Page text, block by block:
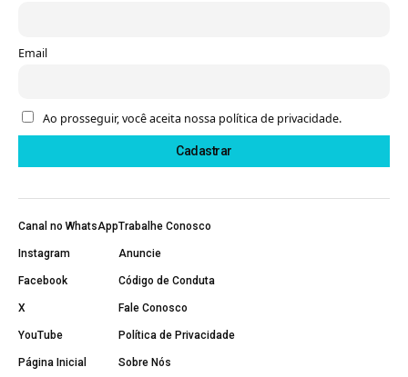
Email
Ao prosseguir, você aceita nossa política de privacidade.
Canal no WhatsApp
Instagram
Facebook
X
YouTube
Página Inicial
Trabalhe Conosco
Anuncie
Código de Conduta
Fale Conosco
Política de Privacidade
Sobre Nós